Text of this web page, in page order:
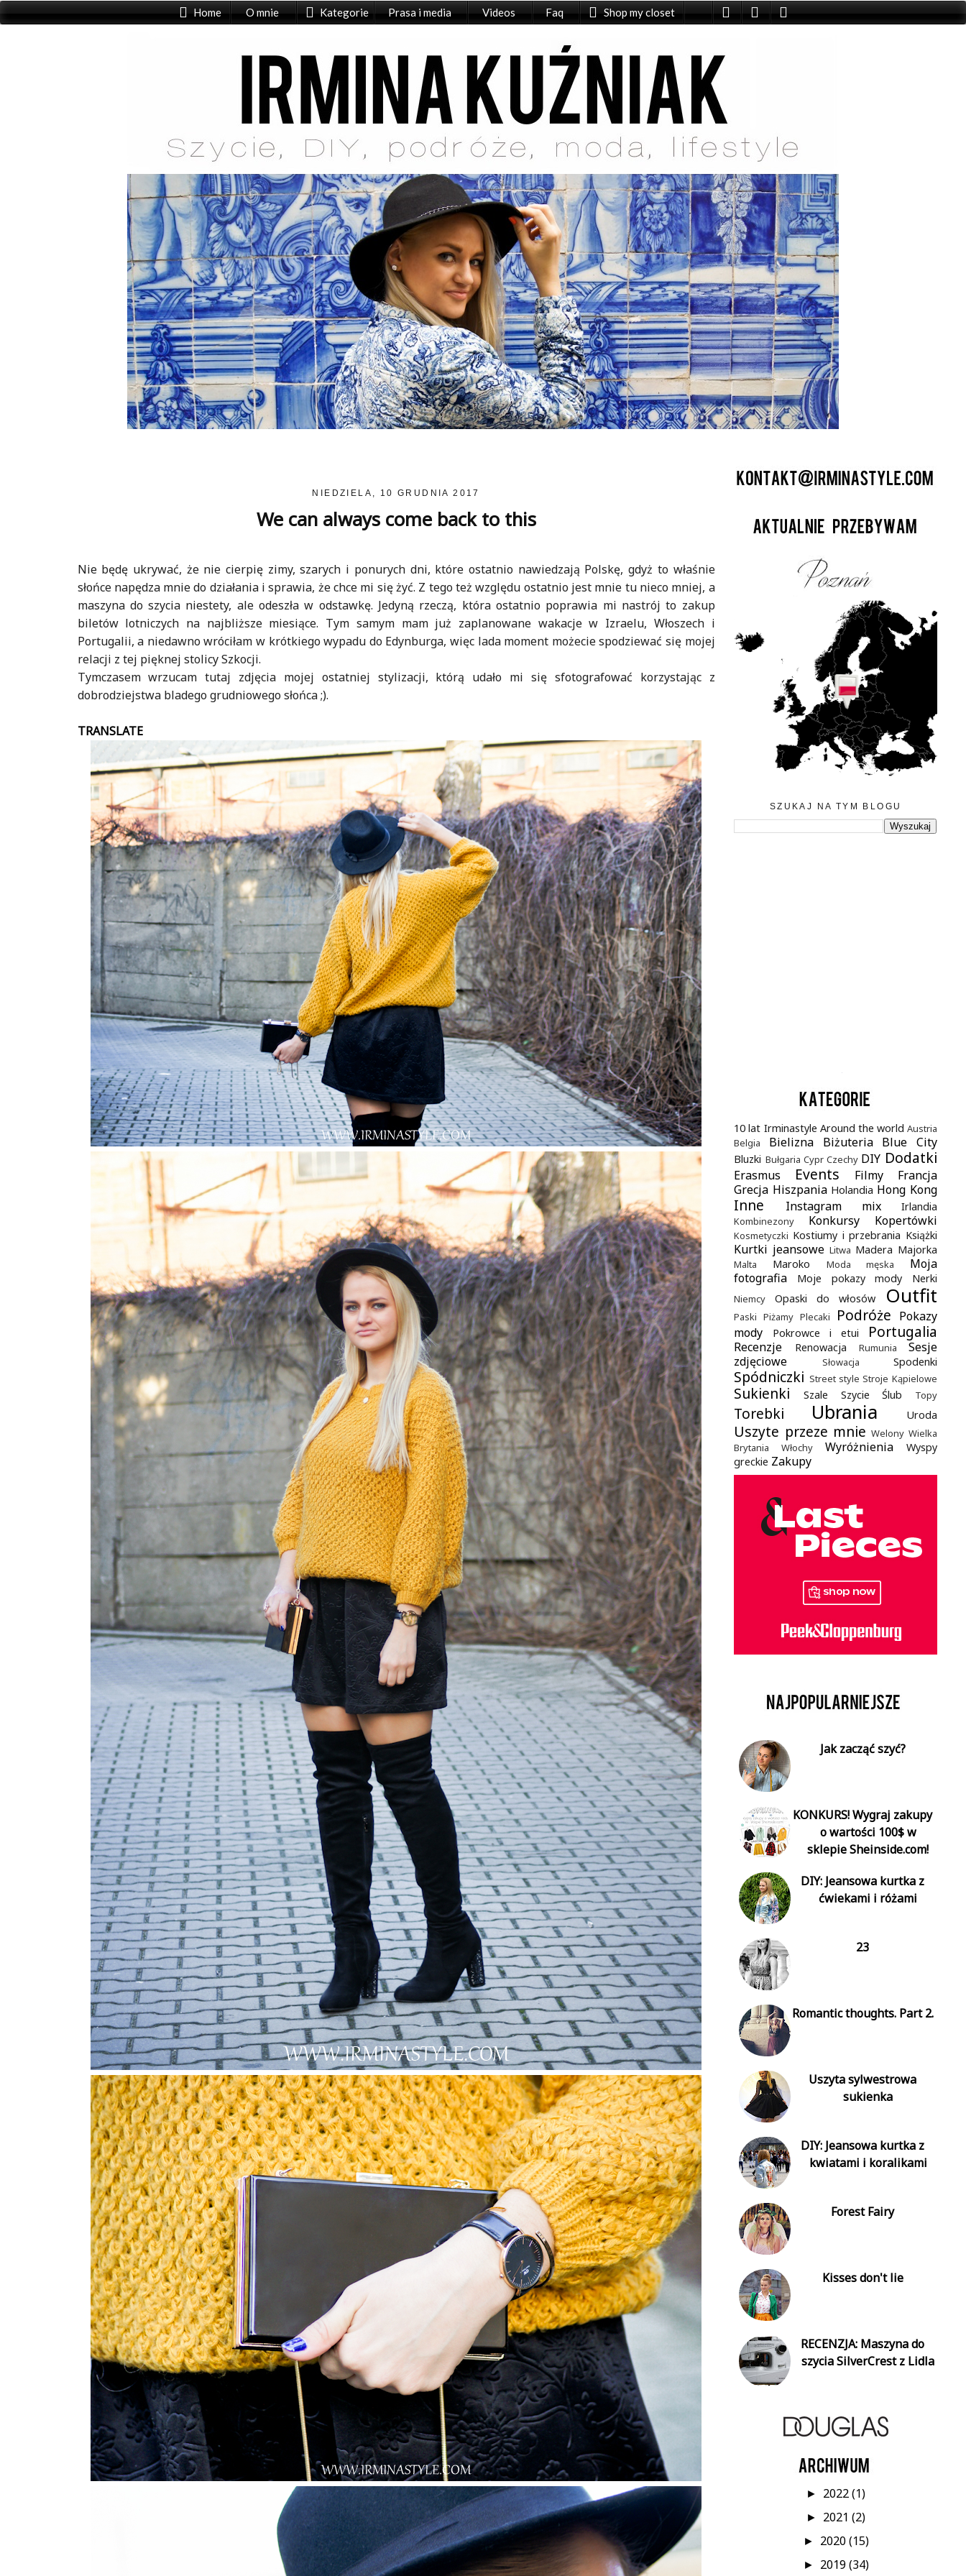
Home O mnie Kategorie Prasa i media Videos Faq Shop my closet
NIEDZIELA, 10 GRUDNIA 2017
We can always come back to this
Nie będę ukrywać, że nie cierpię zimy, szarych i ponurych dni, które ostatnio nawiedzają Polskę, gdyż to właśnie
słońce napędza mnie do działania i sprawia, że chce mi się żyć. Z tego też względu ostatnio jest mnie tu nieco mniej, a
maszyna do szycia niestety, ale odeszła w odstawkę. Jedyną rzeczą, która ostatnio poprawia mi nastrój to zakup
biletów lotniczych na najbliższe miesiące. Tym samym mam już zaplanowane wakacje w Izraelu, Włoszech i
Portugalii, a niedawno wróciłam w krótkiego wypadu do Edynburga, więc lada moment możecie spodziewać się mojej
relacji z tej pięknej stolicy Szkocji.
Tymczasem wrzucam tutaj zdjęcia mojej ostatniej stylizacji, którą udało mi się sfotografować korzystając z
dobrodziejstwa bladego grudniowego słońca ;).
TRANSLATE
SZUKAJ NA TYM BLOGU
.
10 lat Irminastyle Around the world Austria
Belgia
Bielizna Biżuteria Blue City
Bluzki Bułgaria Cypr Czechy DIY Dodatki
Erasmus Events Filmy
Francja
Grecja Hiszpania Holandia Hong Kong
Inne Instagram mix Irlandia
Kombinezony Konkursy Kopertówki
Kosmetyczki Kostiumy i przebrania Książki
Kurtki jeansowe Litwa Madera Majorka
Malta Maroko Moda męska
Moja
fotografia
Moje pokazy mody Nerki
Niemcy Opaski do włosów Outfit
Paski Piżamy Plecaki Podróże Pokazy
mody
Pokrowce i etui Portugalia
Recenzje Renowacja Rumunia
Sesje
zdjęciowe
Słowacja Spodenki
Spódniczki Street style Stroje Kąpielowe
Sukienki Szale Szycie Ślub Topy
Torebki Ubrania Uroda
Uszyte przeze mnie Welony Wielka
Brytania
Włochy Wyróżnienia
Wyspy
greckie Zakupy
Jak zacząć szyć?
KONKURS! Wygraj zakupy
o wartości 100$ w
sklepie Sheinside.com!
DIY: Jeansowa kurtka z
ćwiekami i różami
23
Romantic thoughts. Part 2.
Uszyta sylwestrowa
sukienka
DIY: Jeansowa kurtka z
kwiatami i koralikami
Forest Fairy
Kisses don't lie
RECENZJA: Maszyna do
szycia SilverCrest z Lidla
► 2022(1)
► 2021(2)
► 2020(15)
► 2019(34)